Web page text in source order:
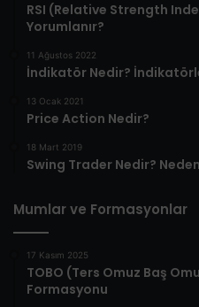
RSI (Relative Strength
Yorumlanır?
11 Ağustos 2022
İndikatör Nedir?
13 Ocak 2021
Price Action Nedir?
18 Mart 2019
Swing Trader Nedir?
Mumlar ve Formasyonlar
17 Kasım 2025
TOBO (Ters Omuz Baş
Formasyonu